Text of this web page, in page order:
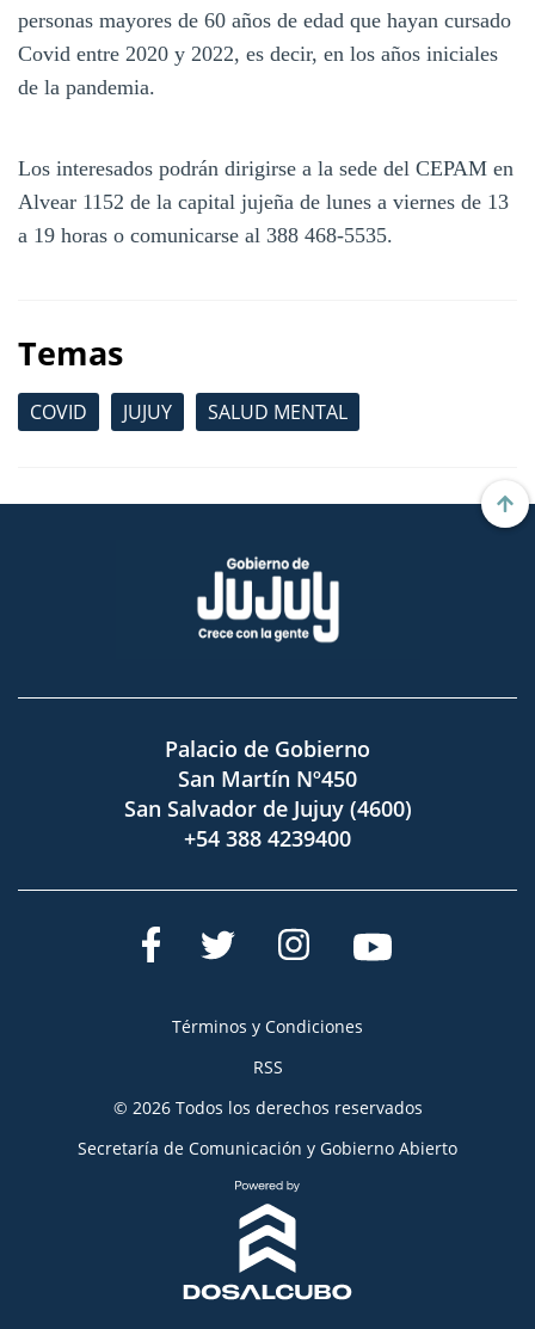
personas mayores de 60 años de edad que hayan cursado
Covid entre 2020 y 2022, es decir, en los años iniciales
de la pandemia.
Los interesados podrán dirigirse a la sede del CEPAM en
Alvear 1152 de la capital jujeña de lunes a viernes de 13
a 19 horas o comunicarse al 388 468-5535.
Temas
COVID JUJUY SALUD MENTAL
Palacio de Gobierno
San Martín Nº450
San Salvador de Jujuy (4600)
+54 388 4239400
Términos y Condiciones
RSS
© 2026 Todos los derechos reservados
Secretaría de Comunicación y Gobierno Abierto